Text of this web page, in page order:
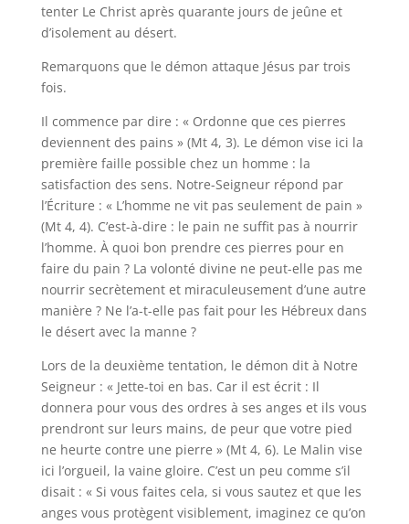
tenter Le Christ après quarante jours de jeûne et
d’isolement au désert.
Remarquons que le démon attaque Jésus par trois
fois.
Il commence par dire : « Ordonne que ces pierres
deviennent des pains » (Mt 4, 3). Le démon vise ici la
première faille possible chez un homme : la
satisfaction des sens. Notre-Seigneur répond par
l’Écriture : « L’homme ne vit pas seulement de pain »
(Mt 4, 4). C’est-à-dire : le pain ne suffit pas à nourrir
l’homme. À quoi bon prendre ces pierres pour en
faire du pain ? La volonté divine ne peut-elle pas me
nourrir secrètement et miraculeusement d’une autre
manière ? Ne l’a-t-elle pas fait pour les Hébreux dans
le désert avec la manne ?
Lors de la deuxième tentation, le démon dit à Notre
Seigneur : « Jette-toi en bas. Car il est écrit : Il
donnera pour vous des ordres à ses anges et ils vous
prendront sur leurs mains, de peur que votre pied
ne heurte contre une pierre » (Mt 4, 6). Le Malin vise
ici l’orgueil, la vaine gloire. C’est un peu comme s’il
disait : « Si vous faites cela, si vous sautez et que les
anges vous protègent visiblement, imaginez ce qu’on